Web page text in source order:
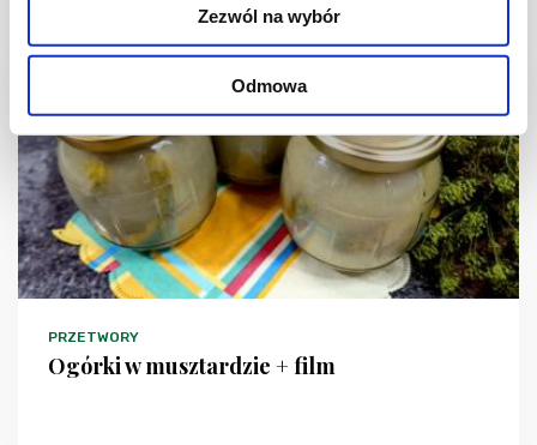
Zezwól na wybór
Odmowa
PRZETWORY
Ogórki w musztardzie + film